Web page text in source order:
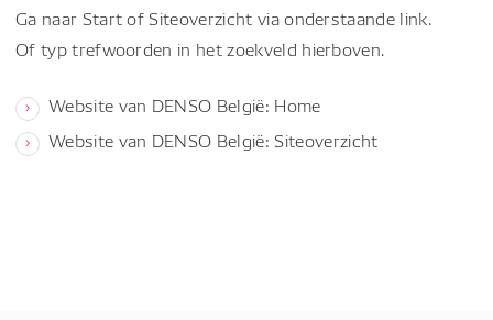
Ga naar Start of Siteoverzicht via onderstaande link.
Of typ trefwoorden in het zoekveld hierboven.
Website van DENSO België: Home
Website van DENSO België: Siteoverzicht